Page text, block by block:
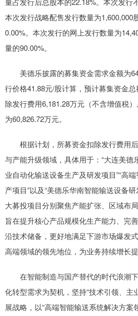
本次发行战略配售发行数量为1,600,000
0.00%。本次发行的网上发行数量为
量的90.00%。
美德乐披露的募集资金需求金额为
行价格41.88元/股计算，预计募集资金
除发行费用6,181.28万元（不含增值税
为60,826.72万元。
根据计划，所募资金扣除发行费用
与产能升级领域，具体用于：“大连美德
业自动化输送设备生产及研发项目”“高
产项目”以及“美德乐华南智能输送设备
大募投项目分别聚焦产能扩张、区域布
旨在提升核心产品规模化生产能力、完
沿技术储备，更好地满足下游市场爆发
高端领域的领先地位，为业务持续增长提
在智能制造与国产替代的时代浪潮
化转型需求为契机，坚持“技术引领、主
展战略，以“高端智能输送系统解决方